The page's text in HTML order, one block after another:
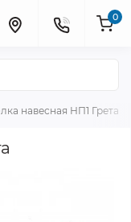
0
навесная НП1 Грета